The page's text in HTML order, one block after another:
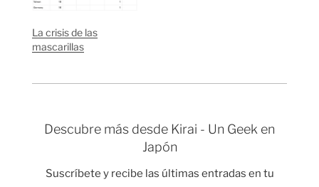
empleado estaba
volvimos a las oficinas,
tuvimos que
La crisis de las
mascarillas
Descubre más desde Kirai - Un Geek en
Japón
Suscríbete y recibe las últimas entradas en tu